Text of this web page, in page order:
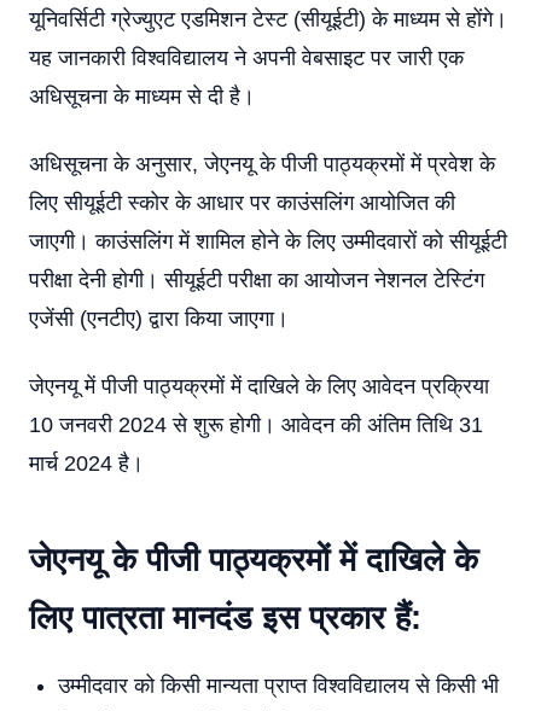
यूनिवर्सिटी ग्रेज्युएट एडमिशन टेस्ट (सीयूईटी) के माध्यम से होंगे।
यह जानकारी विश्वविद्यालय ने अपनी वेबसाइट पर जारी एक
अधिसूचना के माध्यम से दी है।
अधिसूचना के अनुसार, जेएनयू के पीजी पाठ्यक्रमों में प्रवेश के
लिए सीयूईटी स्कोर के आधार पर काउंसलिंग आयोजित की
जाएगी। काउंसलिंग में शामिल होने के लिए उम्मीदवारों को सीयूईटी
परीक्षा देनी होगी। सीयूईटी परीक्षा का आयोजन नेशनल टेस्टिंग
एजेंसी (एनटीए) द्वारा किया जाएगा।
जेएनयू में पीजी पाठ्यक्रमों में दाखिले के लिए आवेदन प्रक्रिया
10 जनवरी 2024 से शुरू होगी। आवेदन की अंतिम तिथि 31
मार्च 2024 है।
जेएनयू के पीजी पाठ्यक्रमों में दाखिले के
लिए पात्रता मानदंड इस प्रकार हैं:
उम्मीदवार को किसी मान्यता प्राप्त विश्वविद्यालय से किसी भी